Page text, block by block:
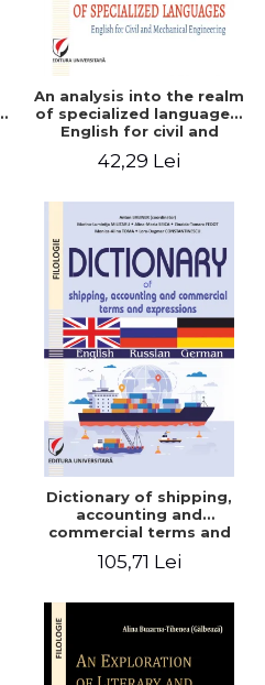
An analysis into the realm
of specialized languages.
English for civil and
42,29 Lei
Dictionary of shipping,
accounting and
commercial terms and
Russian – German
105,71 Lei